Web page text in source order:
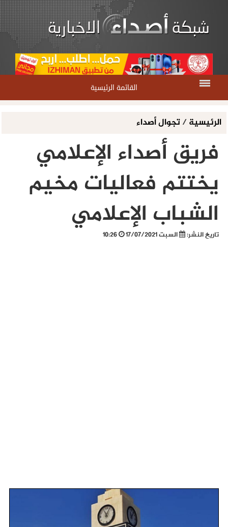
القائمة الرئيسية
الرئيسية/تجوال أصداء
فريق أصداء الإعلامي
يختتم فعاليات مخيم
الشباب الإعلامي
تاريخ النشر: السبت 17/07/2021